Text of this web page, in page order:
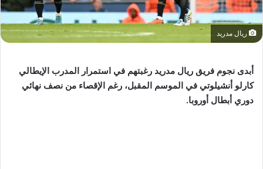
ريال مدريد
أبدى نجوم فريق ريال مدريد رغبتهم في استمرار المدرب الإيطالي
كارلو أنشيلوتي في الموسم المقبل، رغم الإقصاء من نصف نهائي
دوري أبطال أوروبا.